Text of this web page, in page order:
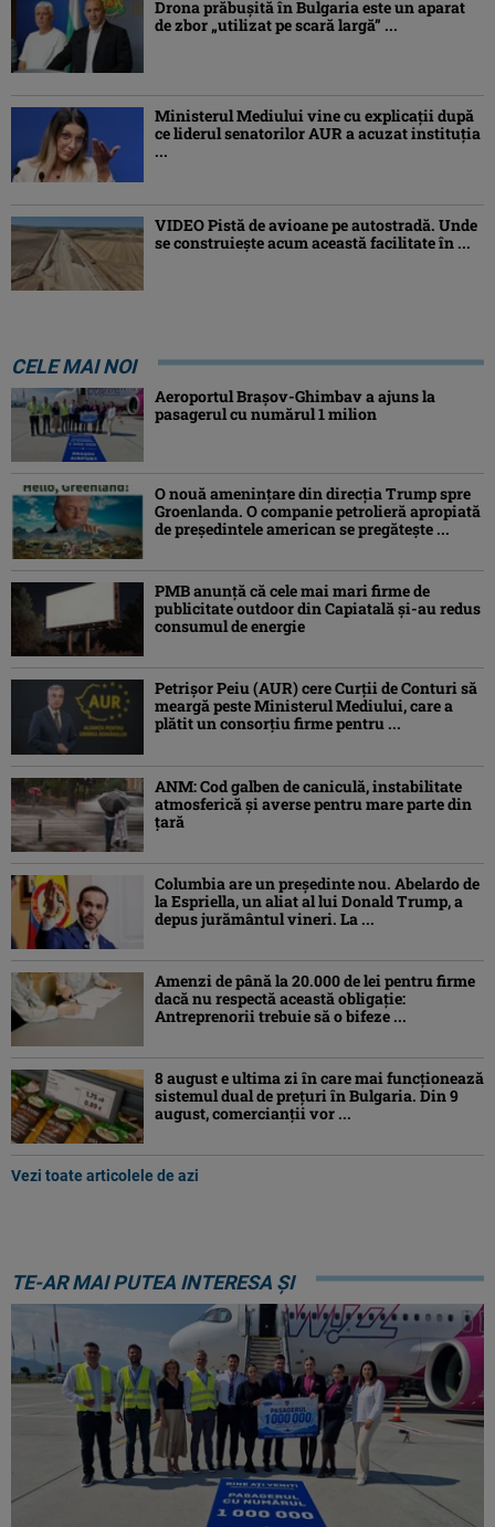
Drona prăbuşită în Bulgaria este un aparat
de zbor „utilizat pe scară largă” ...
Ministerul Mediului vine cu explicații după
ce liderul senatorilor AUR a acuzat instituția
...
VIDEO Pistă de avioane pe autostradă. Unde
se construiește acum această facilitate în ...
CELE MAI NOI
Aeroportul Brașov-Ghimbav a ajuns la
pasagerul cu numărul 1 milion
O nouă amenințare din direcția Trump spre
Groenlanda. O companie petrolieră apropiată
de președintele american se pregătește ...
PMB anunță că cele mai mari firme de
publicitate outdoor din Capiatală și-au redus
consumul de energie
Petrişor Peiu (AUR) cere Curții de Conturi să
meargă peste Ministerul Mediului, care a
plătit un consorţiu firme pentru ...
ANM: Cod galben de caniculă, instabilitate
atmosferică și averse pentru mare parte din
țară
Columbia are un președinte nou. Abelardo de
la Espriella, un aliat al lui Donald Trump, a
depus jurământul vineri. La ...
Amenzi de până la 20.000 de lei pentru firme
dacă nu respectă această obligație:
Antreprenorii trebuie să o bifeze ...
8 august e ultima zi în care mai funcționează
sistemul dual de prețuri în Bulgaria. Din 9
august, comercianții vor ...
Vezi toate articolele de azi
TE-AR MAI PUTEA INTERESA ȘI